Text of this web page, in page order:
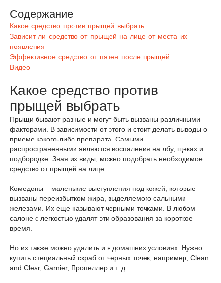
Содержание
Какое средство против прыщей выбрать
Зависит ли средство от прыщей на лице от места их
появления
Эффективное средство от пятен после прыщей
Видео
Какое средство против
прыщей выбрать
Прыщи бывают разные и могут быть вызваны различными
факторами. В зависимости от этого и стоит делать выводы о
приеме какого-либо препарата. Самыми
распространенными являются воспаления на лбу, щеках и
подбородке. Зная их виды, можно подобрать необходимое
средство от прыщей на лице.
Комедоны – маленькие выступления под кожей, которые
вызваны переизбытком жира, выделяемого сальными
железами. Их еще называют черными точками. В любом
салоне с легкостью удалят эти образования за короткое
время.
Но их также можно удалить и в домашних условиях. Нужно
купить специальный скраб от черных точек, например, Clean
and Clear, Garnier, Пропеллер и т. д.